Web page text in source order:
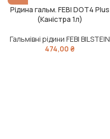
Рідина гальм. FEBI DOT4 Plus
(Каністра 1л)
Гальмівні рідини FEBI BILSTEIN
474,00 ₴